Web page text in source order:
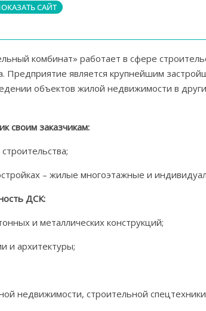
САЙТ
комбинат» работает в сфере
Предприятие является крупнейшим
объектов жилой недвижимости в
своим заказчикам:
– жилые многоэтажные и
ДСК:
и металлических конструкций;
и архитектуры;
недвижимости, строительной